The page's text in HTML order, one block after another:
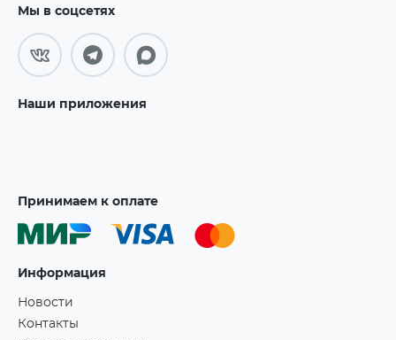
Мы в соцсетях
Наши приложения
Принимаем к оплате
Информация
Новости
Контакты